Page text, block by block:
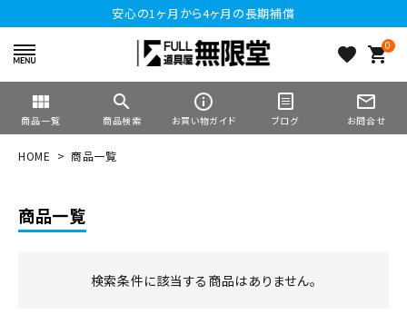
安心の1ヶ月から4ヶ月の長期補償
favorite 0
shopping_cart
view_module
商品一覧
search
商品検索
info_outline
お買い物ガイド ブログ
mail_outline
お問合せ
HOME 商品一覧
商品一覧
検索条件に該当する商品はありません。